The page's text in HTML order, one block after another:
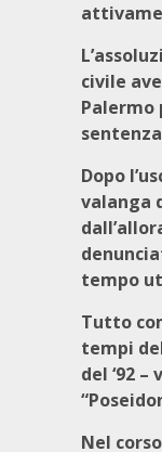
civile
Palermo
Dopo
valanga
tempo
Tutto
tempi
del ‘92
Nel